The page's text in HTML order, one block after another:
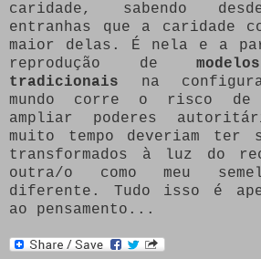
caridade, sabendo
entranhas que a caridade
maior delas. É nela e a
reprodução de
tradicionais na
mundo corre o risco
ampliar poderes
muito tempo deveriam ter
transformados à luz do
outra/o como meu
diferente. Tudo isso é
ao pensamento...